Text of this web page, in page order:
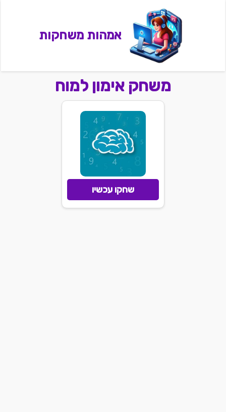
אמהות משחקות
משחק אימון למוח
שחקו עכשיו